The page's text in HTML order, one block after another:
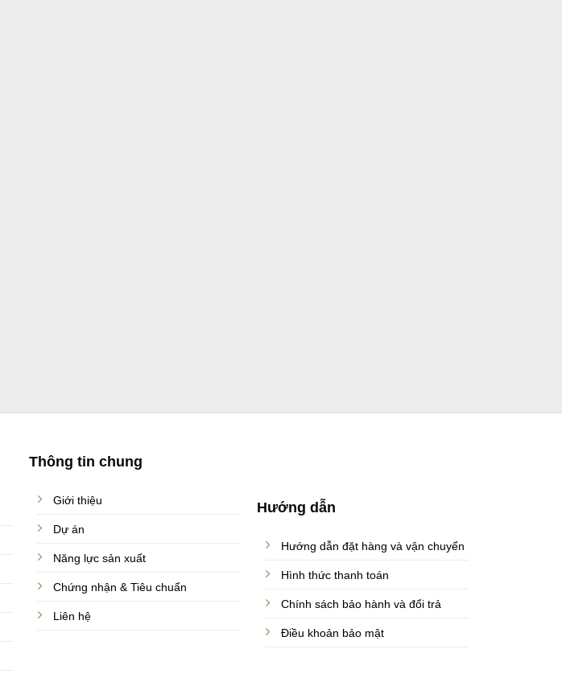
Thông tin chung
Giới thiệu
Dự án
Năng lực sản xuất
Chứng nhận & Tiêu chuẩn
Liên hệ
Hướng dẫn
Hướng dẫn đặt hàng và vận chuyển
Hình thức thanh toán
Chính sách bảo hành và đổi trả
Điều khoản bảo mật